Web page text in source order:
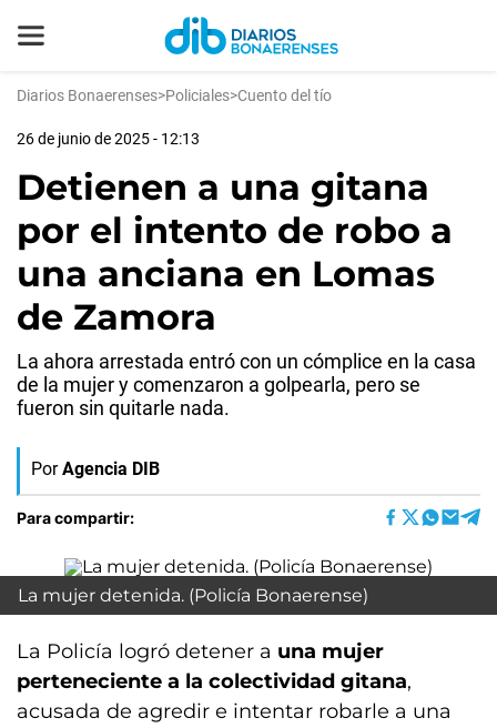
Diarios Bonaerenses>Policiales>Cuento del tío
26 de junio de 2025 - 12:13
Detienen a una gitana
por el intento de robo a
una anciana en Lomas
de Zamora
La ahora arrestada entró con un cómplice en la casa
de la mujer y comenzaron a golpearla, pero se
fueron sin quitarle nada.
Por Agencia DIB
Para compartir:
La mujer detenida. (Policía Bonaerense)
La Policía logró detener a una mujer
perteneciente a la colectividad gitana,
acusada de agredir e intentar robarle a una